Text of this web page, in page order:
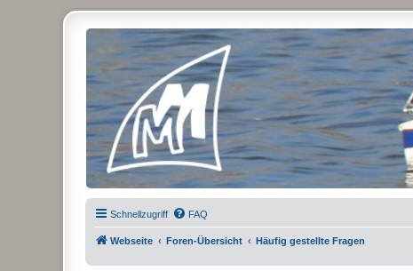
Micro Magic Forum Deutschland
Schnellzugriff FAQ
Webseite Foren-Übersicht Häufig gestellte Fragen